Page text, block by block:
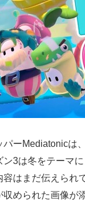
パーMediatonicは
ン3は冬をテーマ
容はまだ伝えられ
収められた画像が